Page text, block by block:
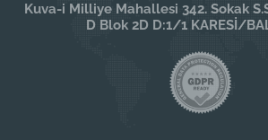
Kuva-i Milliye Mahallesi 342. Sokak
D Blok 2D D:1/1 KARESİ/